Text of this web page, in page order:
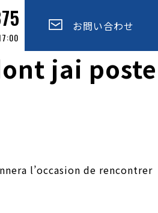
お問い合わせ
jai poste
l’occasion de rencontrer